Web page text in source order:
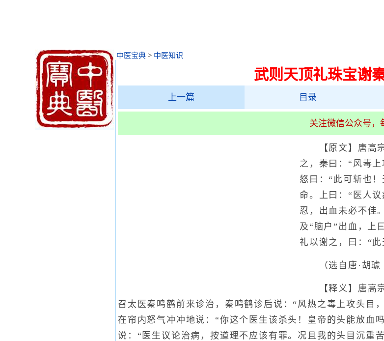
中医宝典 > 中医知识
武则天顶礼珠宝谢
上一篇 目录
关注微信公众号，
【原文】唐高宗
之，秦曰：“风毒
怒曰：“此可斩也
命。上曰：“医人
忍，出血未必不佳
及“脑户”出血，上
礼以谢之，曰：“此
（选自唐·胡璩
【释义】唐高宗
召太医秦鸣鹤前来诊治，秦鸣鹤诊后说：“风热之毒上攻头目
在帘内怒气冲冲地说：“你这个医生该杀头！皇帝的头能放血
说：“医生议论治病，按道理不应该有罪。况且我的头目沉重